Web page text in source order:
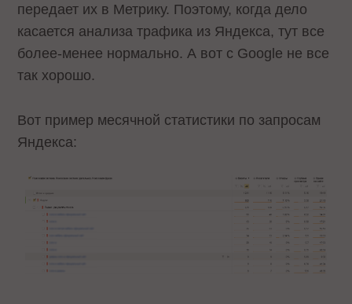
передает их в Метрику. Поэтому, когда дело
касается анализа трафика из Яндекса, тут все
более-менее нормально. А вот с Google не все
так хорошо.
Вот пример месячной статистики по запросам
Яндекса: